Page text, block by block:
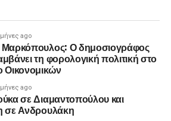
ago
Ο δημοσιογράφος
τη φορολογική πολιτική στο
Οικονομικών
ago
σε Διαμαντοπούλου και
σε Ανδρουλάκη